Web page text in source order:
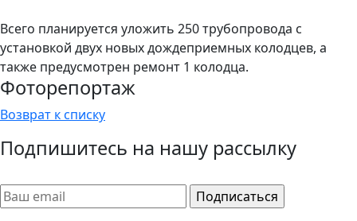
Всего планируется уложить 250 трубопровода с
установкой двух новых дождеприемных колодцев, а
также предусмотрен ремонт 1 колодца.
Фоторепортаж
Возврат к списку
Подпишитесь на нашу рассылку